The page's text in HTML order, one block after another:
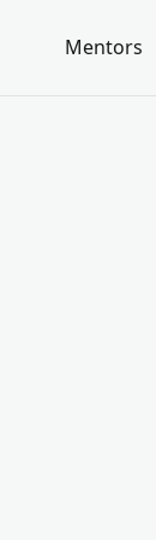
Mentors